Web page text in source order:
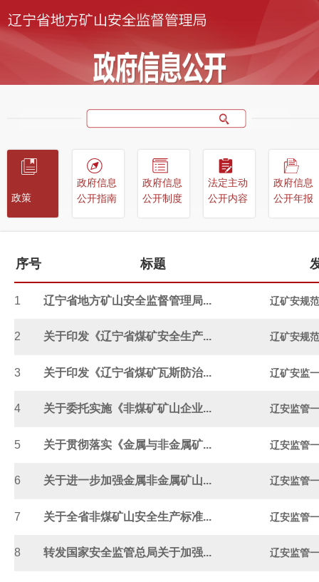
政策
政府信息
公开指南
政府信息
公开制度
法定主动
公开内容
政府信息
公开年报
序号 标题
1 辽宁省地方矿山安全监督管理局... 辽矿安规
2 关于印发《辽宁省煤矿安全生产... 辽矿安规
3 关于印发《辽宁省煤矿瓦斯防治... 辽矿安监
4 关于委托实施《非煤矿矿山企业... 辽安监管
5 关于贯彻落实《金属与非金属矿... 辽安监管
6 关于进一步加强金属非金属矿山... 辽安监管
7 关于全省非煤矿山安全生产标准... 辽安监管
8 转发国家安全监管总局关于加强... 辽安监管